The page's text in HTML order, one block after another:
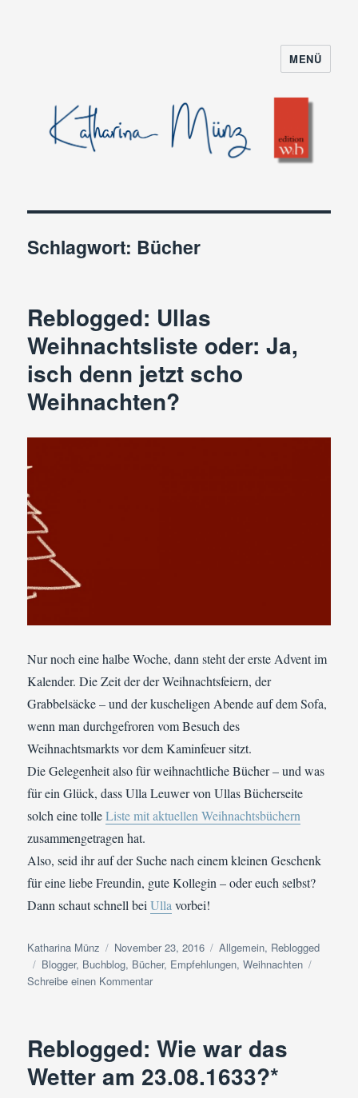
MENÜ
Schlagwort: Bücher
Reblogged: Ullas
Weihnachtsliste oder: Ja,
isch denn jetzt scho
Weihnachten?
Nur noch eine halbe Woche, dann steht der erste Advent im
Kalender. Die Zeit der der Weihnachtsfeiern, der
Grabbelsäcke – und der kuscheligen Abende auf dem Sofa,
wenn man durchgefroren vom Besuch des
Weihnachtsmarkts vor dem Kaminfeuer sitzt.
Die Gelegenheit also für weihnachtliche Bücher – und was
für ein Glück, dass Ulla Leuwer von Ullas Bücherseite
solch eine tolleListe mit aktuellen Weihnachtsbüchern
zusammengetragen hat.
Also, seid ihr auf der Suche nach einem kleinen Geschenk
für eine liebe Freundin, gute Kollegin – oder euch selbst?
Dann schaut schnell beiUlla vorbei!
Autor
Katharina Münz
Veröffentlicht
am
November 23, 2016 Kategorien
Allgemein, Reblogged
Schlagwörter
Blogger, Buchblog, Bücher, Empfehlungen,Weihnachten
Schreibe einen Kommentarzu
oder:
isch
Reblogged: Wie war das
Wetter am 23.08.1633?*